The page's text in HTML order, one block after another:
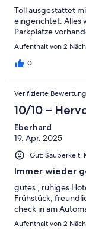
Toll ausgestattet
eingerichtet. Alles
Parkplätze
Aufenthalt von 2
0
Verifizierte Bewertung
10/10 –
Eberhard
19. Apr. 2025
Gut: Sauberkeit,
Immer wieder
gutes , ruhiges
Frühstück,
check in am
Aufenthalt von 2